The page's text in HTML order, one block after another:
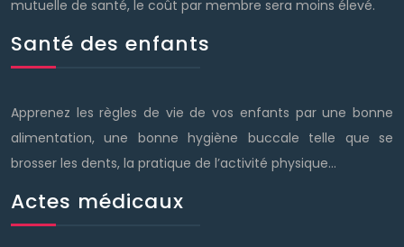
mutuelle de santé, le coût par membre sera moins élevé.
Santé des enfants
Apprenez les règles de vie de vos enfants par une bonne
alimentation, une bonne hygiène buccale telle que se
brosser les dents, la pratique de l’activité physique…
Actes médicaux